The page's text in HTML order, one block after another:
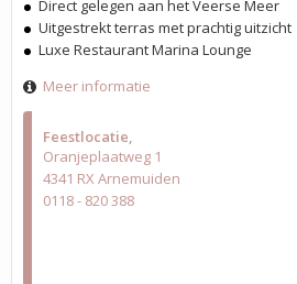
Feestlocatie
Oranjeplaatweg 1
4341 RX Arnemuiden
0118 - 820 388
Direct gelegen aan het Veerse Meer
Uitgestrekt terras met prachtig uitzicht
Luxe Restaurant Marina Lounge
Meer informatie